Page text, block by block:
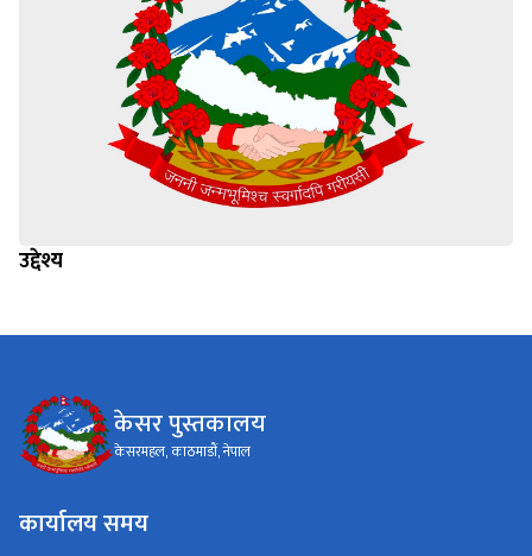
उद्देश्य
केसर पुस्तकालय
केसरमहल, काठमाडाैं, नेपाल
कार्यालय समय